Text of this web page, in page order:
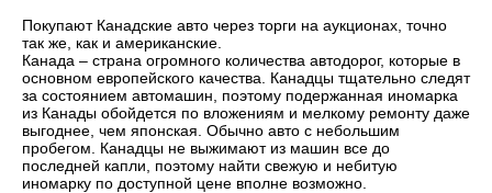
Покупают Канадские авто через торги на аукционах, точно
так же, как и американские.
Канада – страна огромного количества автодорог, которые в
основном европейского качества. Канадцы тщательно следят
за состоянием автомашин, поэтому подержанная иномарка
из Канады обойдется по вложениям и мелкому ремонту даже
выгоднее, чем японская. Обычно авто с небольшим
пробегом. Канадцы не выжимают из машин все до
последней капли, поэтому найти свежую и небитую
иномарку по доступной цене вполне возможно.